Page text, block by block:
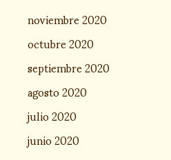
noviembre 2020
octubre 2020
septiembre 2020
agosto 2020
julio 2020
junio 2020